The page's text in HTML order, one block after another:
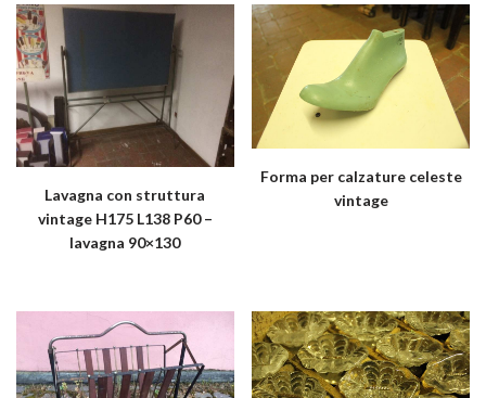
Lavagna con struttura
vintage H175 L138 P60 –
lavagna 90×130
Forma per calzature celeste
vintage